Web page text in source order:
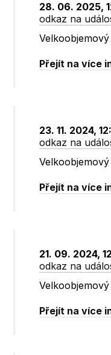
28. 06. 2025,
odkaz na
Přejít na více
23. 11. 2024,
odkaz na
Přejít na více
21. 09. 2024,
odkaz na
Přejít na více